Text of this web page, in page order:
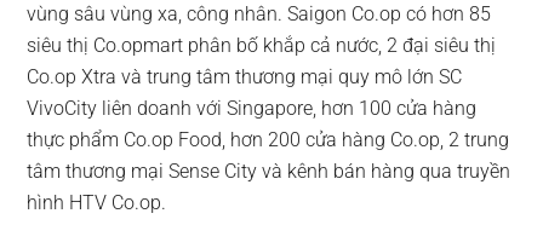
vùng sâu vùng xa, công nhân. Saigon Co.op có hơn 85
siêu thị Co.opmart phân bố khắp cả nước, 2 đại siêu thị
Co.op Xtra và trung tâm thương mại quy mô lớn SC
VivoCity liên doanh với Singapore, hơn 100 cửa hàng
thực phẩm Co.op Food, hơn 200 cửa hàng Co.op, 2 trung
tâm thương mại Sense City và kênh bán hàng qua truyền
hình HTV Co.op.